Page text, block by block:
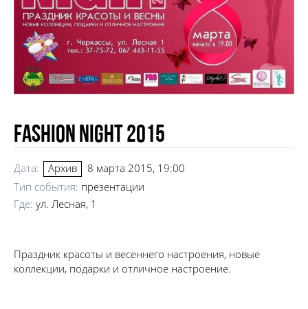
Fashion night 2015
Дата: Архив
8 марта 2015, 19:00
Тип события: презентации
Где: ул. Лесная, 1
Праздник красоты и весеннего настроения, новые
коллекции, подарки и отличное настроение.